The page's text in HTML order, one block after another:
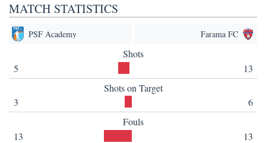
MATCH STATISTICS
PSF Academy Farama FC
Shots
5
13
Shots on Target
3
6
Fouls
13
13